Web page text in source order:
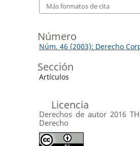
Más formatos de cita
Número
Núm. 46 (2003): Derecho
Sección
Artículos
Licencia
Derechos de autor 2016
Derecho